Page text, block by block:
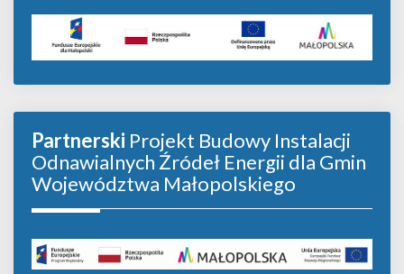
Partnerski Projekt Budowy Instalacji
Odnawialnych Źródeł Energii dla Gmin
Województwa Małopolskiego